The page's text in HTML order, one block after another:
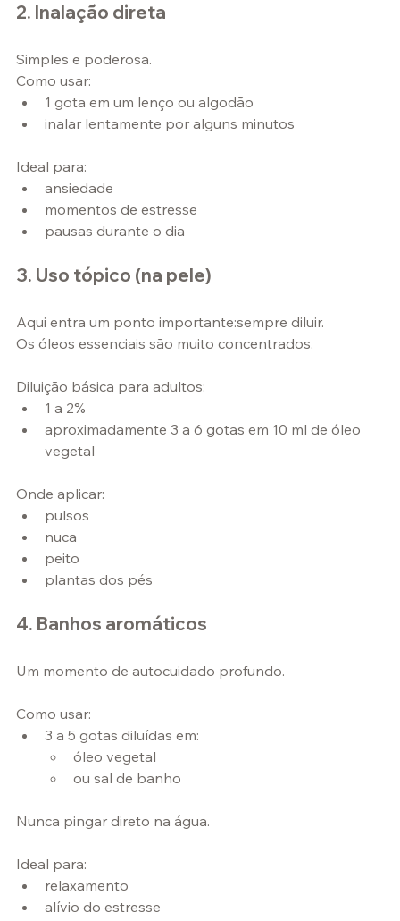
2. Inalação direta
Simples e poderosa.
Como usar:
1 gota em um lenço ou algodão
inalar lentamente por alguns minutos
Ideal para:
ansiedade
momentos de estresse
pausas durante o dia
3. Uso tópico (na pele)
Aqui entra um ponto importante:sempre diluir.
Os óleos essenciais são muito concentrados.
Diluição básica para adultos:
1 a 2%
aproximadamente 3 a 6 gotas em 10 ml de óleo
vegetal
Onde aplicar:
pulsos
nuca
peito
plantas dos pés
4. Banhos aromáticos
Um momento de autocuidado profundo.
Como usar:
3 a 5 gotas diluídas em:
óleo vegetal
ou sal de banho
Nunca pingar direto na água.
Ideal para:
relaxamento
alívio do estresse